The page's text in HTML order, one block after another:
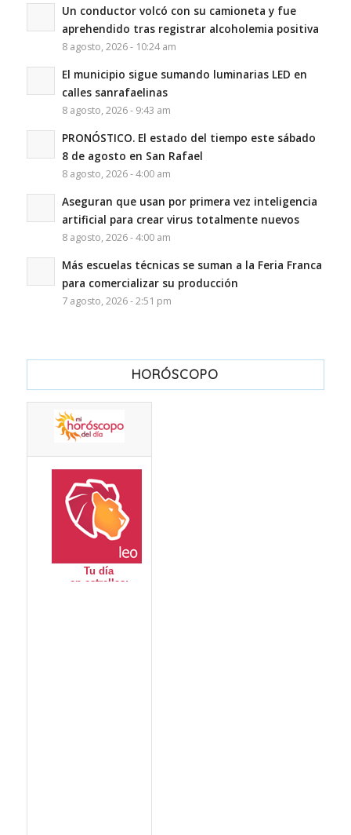
Un conductor volcó con su camioneta y fue
aprehendido tras registrar alcoholemia positiva
8 agosto, 2026 - 10:24 am
El municipio sigue sumando luminarias LED en
calles sanrafaelinas
8 agosto, 2026 - 9:43 am
PRONÓSTICO. El estado del tiempo este sábado
8 de agosto en San Rafael
8 agosto, 2026 - 4:00 am
Aseguran que usan por primera vez inteligencia
artificial para crear virus totalmente nuevos
8 agosto, 2026 - 4:00 am
Más escuelas técnicas se suman a la Feria Franca
para comercializar su producción
7 agosto, 2026 - 2:51 pm
HORÓSCOPO